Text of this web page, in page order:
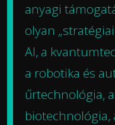
anyagi
olyan
AI, a
a robotika és
űrtechnológia,
biotechnológia,